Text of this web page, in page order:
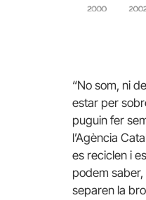
“No som, ni
estar per
puguin fer
l’Agència
es reciclen i
podem
separen la